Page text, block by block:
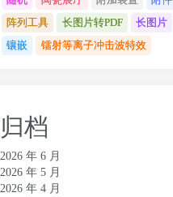
阵列工具
长图片转PDF 长图片
镶嵌
镭射等离子冲击波特效
归档
2026 年 6 月
2026 年 5 月
2026 年 4 月